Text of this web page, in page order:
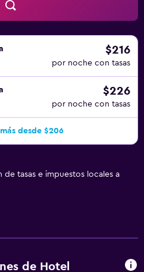
hotel incluyen gimnasio. No
a huéspedes menores de
$216
por noche con tasas
$226
por noche con tasas
desde $206
de tasas e impuestos locales a
de Hotel